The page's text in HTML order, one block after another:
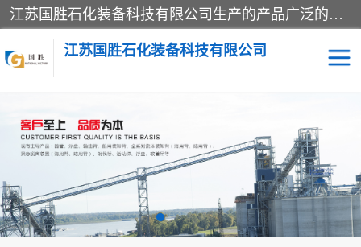
江苏国胜石化装备科技有限公司生产的产品广泛的应用于石油、石化等行业中，产品种类齐全，其中包括装卸鹤管、汽车鹤管、火车鹤管、装车鹤管、卸车鹤管、上装鹤管、下装鹤管、lng鹤管、发油鹤管、液氨鹤管、液化气鹤管等，我们生产的产品质量上乘，价格实惠，服务好，买鹤管就到国胜石化装备！
江苏国胜石化装备科技有限公司
输油臂 鹤管活动梯